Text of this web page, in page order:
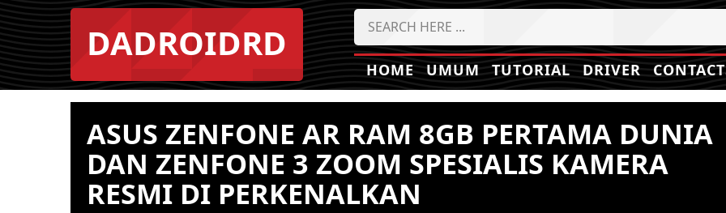
DADROIDRD
HOME UMUM TUTORIAL DRIVER
ASUS ZENFONE AR RAM 8GB PERTAMA DUNIA
DAN ZENFONE 3 ZOOM SPESIALIS KAMERA
RESMI DI PERKENALKAN